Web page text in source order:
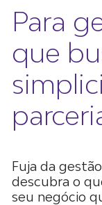
Para
que
Fuja da
descubra o
seu negócio